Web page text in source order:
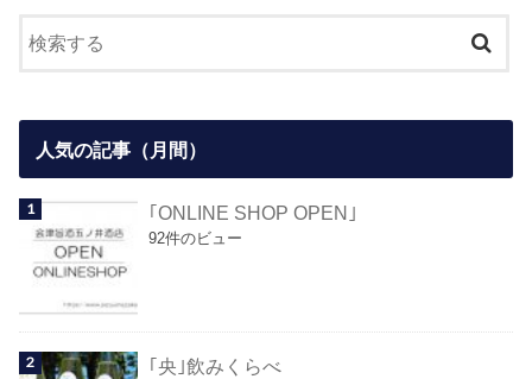
人気の記事（月間）
｢ONLINE SHOP OPEN｣
92件のビュー
｢央｣飲みくらべ